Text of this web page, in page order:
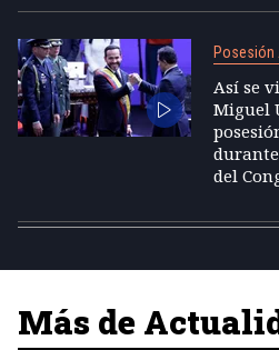
Posesión
Así se
Miguel
del
Más de